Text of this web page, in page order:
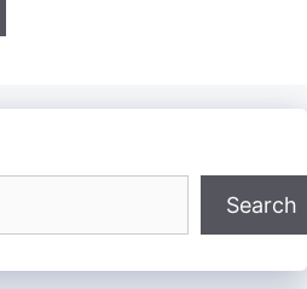
Search